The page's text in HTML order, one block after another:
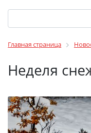
Главная страница
Неделя